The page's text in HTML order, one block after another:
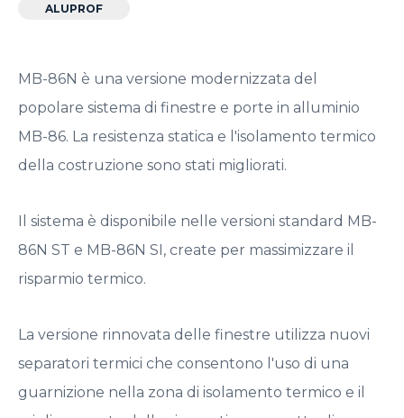
ALUPROF
MB-86N è una versione modernizzata del
popolare sistema di finestre e porte in alluminio
MB-86. La resistenza statica e l'isolamento termico
della costruzione sono stati migliorati.
Il sistema è disponibile nelle versioni standard MB-
86N ST e MB-86N SI, create per massimizzare il
risparmio termico.
La versione rinnovata delle finestre utilizza nuovi
separatori termici che consentono l'uso di una
guarnizione nella zona di isolamento termico e il